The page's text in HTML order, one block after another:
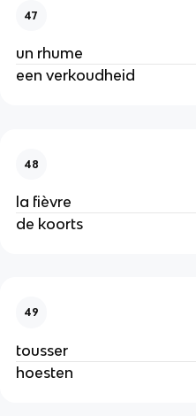
47
un rhume
een verkoudheid
48
la fièvre
de koorts
49
tousser
hoesten